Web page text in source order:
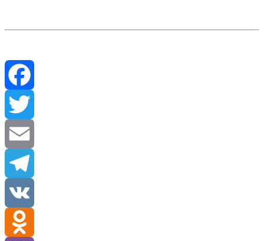
Facebook
Twitter
Email
Telegram
VK